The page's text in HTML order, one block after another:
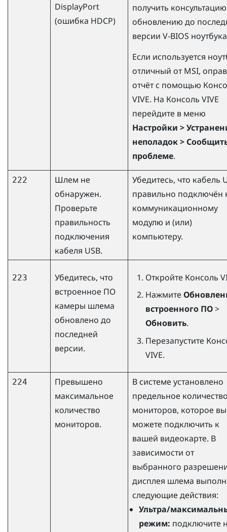
DisplayPort
(ошибка HDCP)
получить
обновлению до
версии V-BIOS
Если используется
отличный от MSI,
отчёт с помощью
VIVE. На Консоль VIVE
перейдите в меню
Настройки >
неполадок >
проблеме.
222
Шлем не
обнаружен.
Проверьте
правильность
подключения
кабеля USB.
Убедитесь, что кабель
правильно подключён
коммуникационному
модулю и (или)
компьютеру.
223
Убедитесь, что
встроенное ПО
камеры шлема
обновлено ​​до
последней
версии.
Откройте Консоль
Нажмите
встроенного ПО>
Обновить.
Перезапустите
VIVE.
224
Превышено
максимальное
количество
мониторов.
В системе установлено
предельное
мониторов, которое вы
можете подключить к
вашей видеокарте. В
зависимости от
выбранного
дисплея шлема
следующие действия:
Ультра/
режим: подключите